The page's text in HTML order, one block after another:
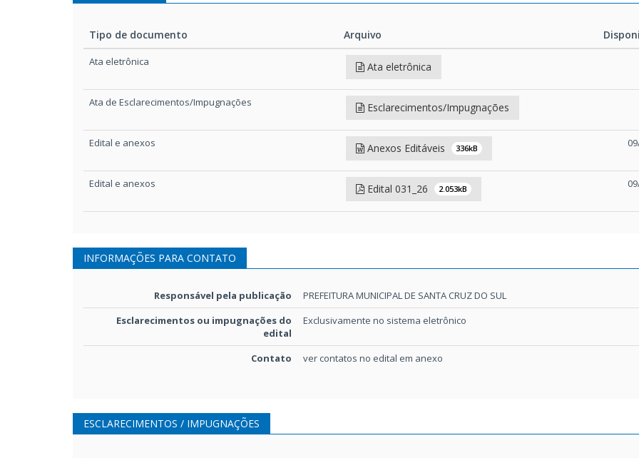
Tipo de documento Arquivo
Tipo de documento
Ata eletrônica Ata eletrônica
Ata de Esclarecimentos/Impugnações Esclarecimentos/Impugnações
Edital e anexos Anexos Editáveis 336kB
Edital e anexos Edital 031_26 2.053kB
INFORMAÇÕES PARA CONTATO
Responsável pela publicação
PREFEITURA MUNICIPAL DE SANTA CRUZ DO SUL
Esclarecimentos ou impugnações do
edital
Exclusivamente no sistema eletrônico
Contato ver contatos no edital em anexo
ESCLARECIMENTOS / IMPUGNAÇÕES